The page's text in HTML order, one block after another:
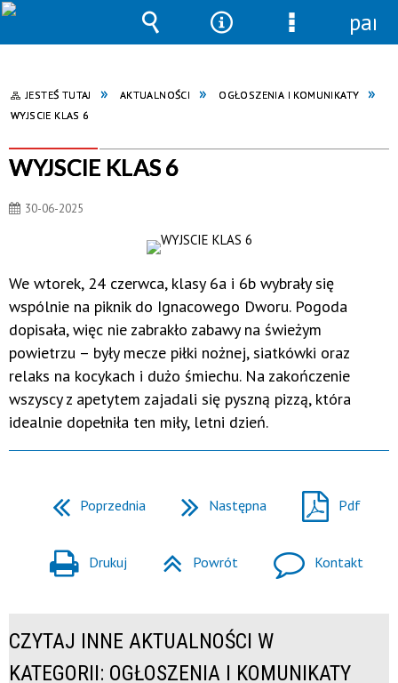
JESTEŚ TUTAJ AKTUALNOŚCI
OGŁOSZENIA I KOMUNIKATY
WYJSCIE KLAS 6
WYJSCIE KLAS 6
30-06-2025
We wtorek, 24 czerwca, klasy 6a i 6b wybrały się
wspólnie na piknik do Ignacowego Dworu. Pogoda
dopisała, więc nie zabrakło zabawy na świeżym
powietrzu – były mecze piłki nożnej, siatkówki oraz
relaks na kocykach i dużo śmiechu. Na zakończenie
wszyscy z apetytem zajadali się pyszną pizzą, która
idealnie dopełniła ten miły, letni dzień.
Poprzednia Następna Pdf
Drukuj Powrót Kontakt
CZYTAJ INNE AKTUALNOŚCI W
KATEGORII: OGŁOSZENIA I KOMUNIKATY
Wyszukiwarka
NarzędziaMenu